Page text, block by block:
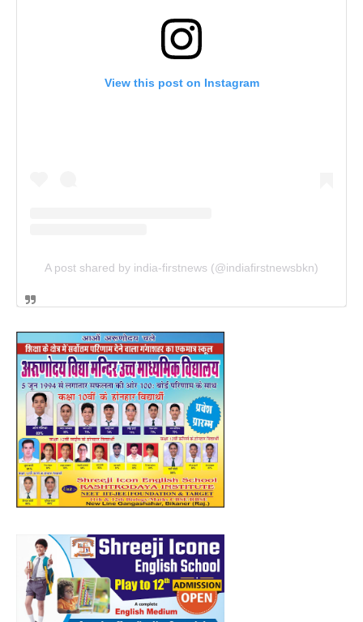
View this post on Instagram
A post shared by india-firstnews (@indiafirstnewsbkn)